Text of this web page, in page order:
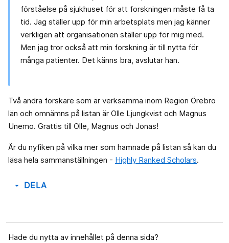
förståelse på sjukhuset för att forskningen måste få ta
tid. Jag ställer upp för min arbetsplats men jag känner
verkligen att organisationen ställer upp för mig med.
Men jag tror också att min forskning är till nytta för
många patienter. Det känns bra, avslutar han.
Två andra forskare som är verksamma inom Region Örebro
län och omnämns på listan är Olle Ljungkvist och Magnus
Unemo. Grattis till Olle, Magnus och Jonas!
Är du nyfiken på vilka mer som hamnade på listan så kan du
läsa hela sammanställningen - Highly Ranked Scholars.
arrow_drop_down DELA
Hade du nytta av innehållet på denna sida?